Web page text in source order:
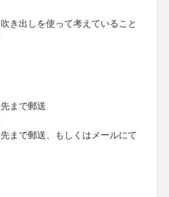
き出しを使って考えていること
まで郵送
まで郵送、もしくはメールにて